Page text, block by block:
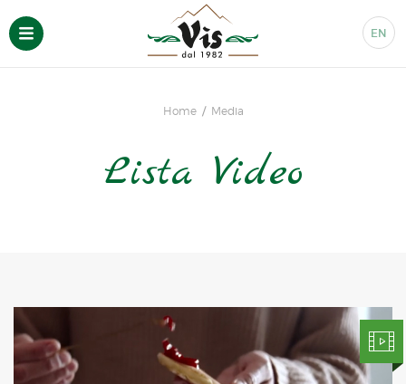
EN
Home Media
Lista Video